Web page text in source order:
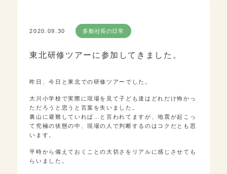
2020.09.30 多動社長の日常
東北研修ツアーに参加してきました。
昨日、今日と東北での研修ツアーでした。
大川小学校で実際に現場を見て子ども達はどれだけ怖かっ
ただろうと思うと言葉を失いました。
裏山に避難していれば…と言われてますが、地震が起こっ
て究極の状態の中、現場の人で判断するのはコクだとも思
います。
平時から備えておくことの大切さをリアルに感じさせても
らいました。